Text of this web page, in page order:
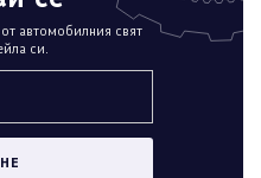
автомобилния свят
си.